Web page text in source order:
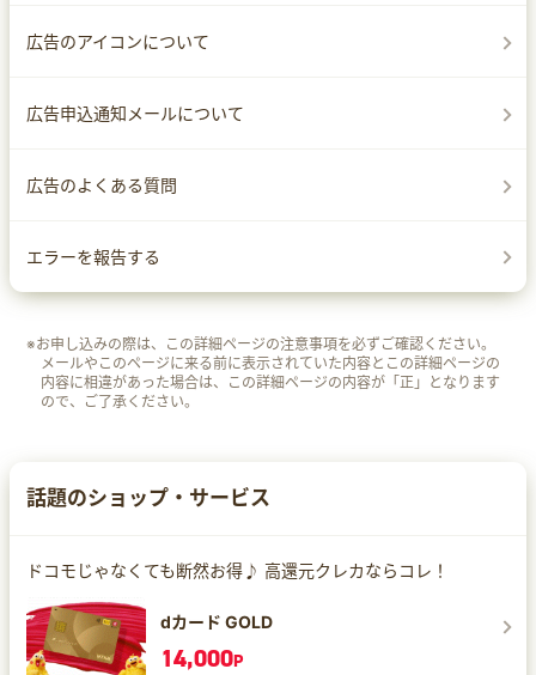
広告のアイコンについて
広告申込通知メールについて
広告のよくある質問
エラーを報告する
※お申し込みの際は、この詳細ページの注意事項を必ずご確認ください。
メールやこのページに来る前に表示されていた内容とこの詳細ページの
内容に相違があった場合は、この詳細ページの内容が「正」となります
ので、ご了承ください。
話題のショップ・サービス
ドコモじゃなくても断然お得♪ 高還元クレカならコレ！
dカード GOLD
14,000P